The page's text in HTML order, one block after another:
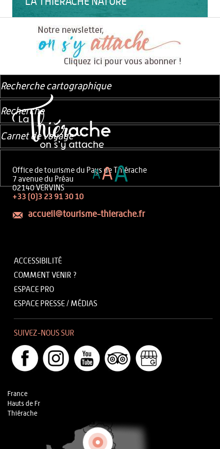
Office de tourisme du Pays de Thiérache
7 avenue du Préau
02140 VERVINS
+33 (0)3 23 91 30 10
accueil@tourisme-thierache.fr
ACCESSIBILITÉ
COMMENT VENIR ?
ESPACE PRO
ESPACE PRESSE / MÉDIAS
SUIVEZ-NOUS SUR
France
Hauts de Fr
Thiérache
Recherche cartographique
Recherche
Carnet de voyage
AAA